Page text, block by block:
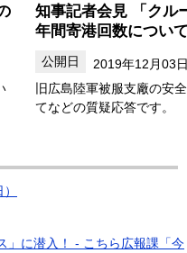
知事記者会見 「クル
年間寄港回数につい
2019年12月03
旧広島陸軍被服支廠の安
てなどの質疑応答です。
」に潜入！ - こちら広報課「今